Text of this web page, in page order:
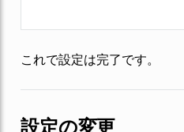
これで設定は完了です。
設定の変更